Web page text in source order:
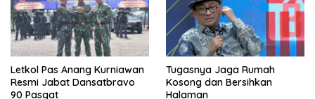
Letkol Pas Anang Kurniawan
Resmi Jabat Dansatbravo
90 Pasgat
Tugasnya Jaga Rumah
Kosong dan Bersihkan
Halaman